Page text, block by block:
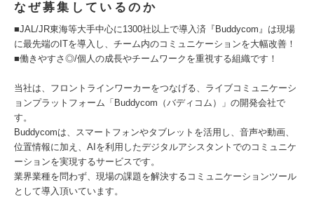
なぜ募集しているのか
■JAL/JR東海等大手中心に1300社以上で導入済『Buddycom』は現場
に最先端のITを導入し、チーム内のコミュニケーションを大幅改善！
■働きやすさ◎/個人の成長やチームワークを重視する組織です！
当社は、フロントラインワーカーをつなげる、ライブコミュニケーシ
ョンプラットフォーム「Buddycom（バディコム）」の開発会社で
す。
Buddycomは、スマートフォンやタブレットを活用し、音声や動画、
位置情報に加え、AIを利用したデジタルアシスタントでのコミュニケ
ーションを実現するサービスです。
業界業種を問わず、現場の課題を解決するコミュニケーションツール
として導入頂いています。